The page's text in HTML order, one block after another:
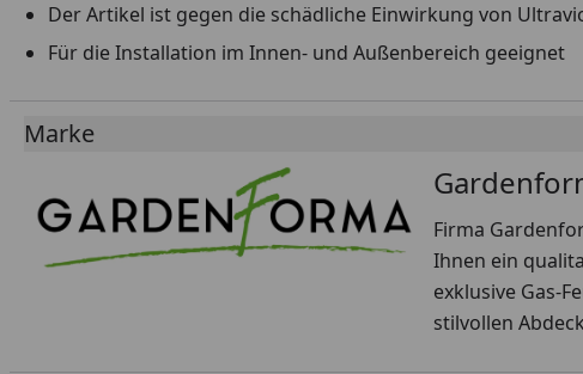
Der Artikel ist gegen die schädliche Einwirkung von
Für die Installation im Innen- und Außenbereich geeignet
Marke
Firma
Ihnen ein
exklusive Gas-
stilvollen